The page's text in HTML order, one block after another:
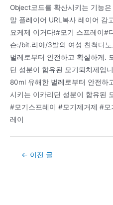
Object코드를 확산시키는 기능
말 플레이어 URL복사 레이어 감
요케제 이거다!#모기 스프레이#
슨:/bit.리아/3발의 여성 친척디
벌레로부터 안전하고 확실하게.
딘 성분이 함유된 모기퇴치제입
80ml 유해한 벌레로부터 안전하
시키는 이카리딘 성분이 함유된
#모기스프레이 #모기제거제 #
레이
Post← 이전 글